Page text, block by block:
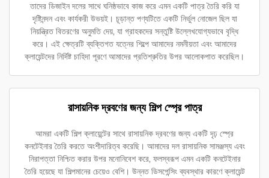
তাদের ডিজাইন দলের সাথে ঘনিষ্ঠভাবে কাজ করে এমন একটি পাত্র তৈরি করি যা
দৃষ্টিনন্দন এবং কার্যকরী উভয়ই। চূড়ান্ত পণ্যটিতে একটি নির্ভুল নোজেল ছিল যা
নিয়ন্ত্রিত বিতরণের অনুমতি দেয়, যা গ্রাহকদের সন্তুষ্টি উল্লেখযোগ্যভাবে বৃদ্ধি
করে। এই ক্ষেত্রটি ব্যক্তিগত যত্নের শিল্পে আমাদের নমনীয়তা এবং আমাদের
ক্লায়েন্টদের নির্দিষ্ট চাহিদা পূরণে আমাদের প্রতিশ্রুতির উপর আলোকপাত করেছিল।
রাসায়নিক দ্রবণের জন্য শিল্প স্প্রে পাত্র
আমরা একটি শিল্প ক্লায়েন্টের সাথে রাসায়নিক দ্রবণের জন্য একটি দৃঢ় স্প্রে
কনটেইনার তৈরি করতে অংশীদারিত্ব করেছি। আমাদের দল রাসায়নিক সামঞ্জস্য এবং
নিরাপত্তা নিশ্চিত করার উপর মনোনিবেশ করে, ফলস্বরূপ এমন একটি কনটেইনার
তৈরি হয়েছে যা শিল্পমানের চেয়েও বেশি। উন্নত ডিসপেন্সিং ব্যবস্থার কারণে ক্লায়েন্ট